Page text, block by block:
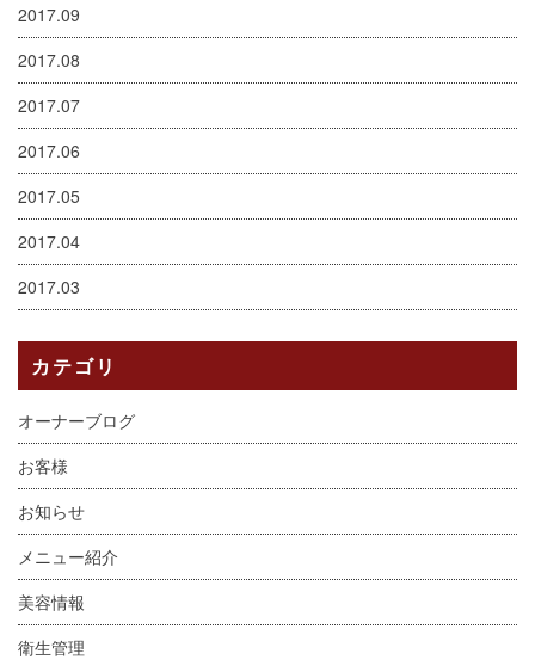
2017.09
2017.08
2017.07
2017.06
2017.05
2017.04
2017.03
カテゴリ
オーナーブログ
お客様
お知らせ
メニュー紹介
美容情報
衛生管理